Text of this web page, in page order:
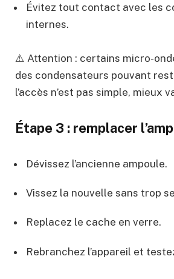
Évitez tout contact avec les
internes.
⚠️ Attention : certains micro-
des condensateurs pouvant
l’accès n’est pas simple, mieux
Étape 3 : remplacer
Dévissez l’ancienne ampoule.
Vissez la nouvelle sans trop
Replacez le cache en verre.
Rebranchez l’appareil et